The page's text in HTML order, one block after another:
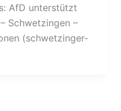
AfD unterstützt
Schwetzingen –
(schwetzinger-